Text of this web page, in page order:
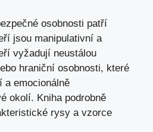
osobnosti patří
jsou manipulativní a
vyžadují neustálou
hraniční osobnosti, které
a emocionálně
okolí. Kniha podrobně
rysy a vzorce